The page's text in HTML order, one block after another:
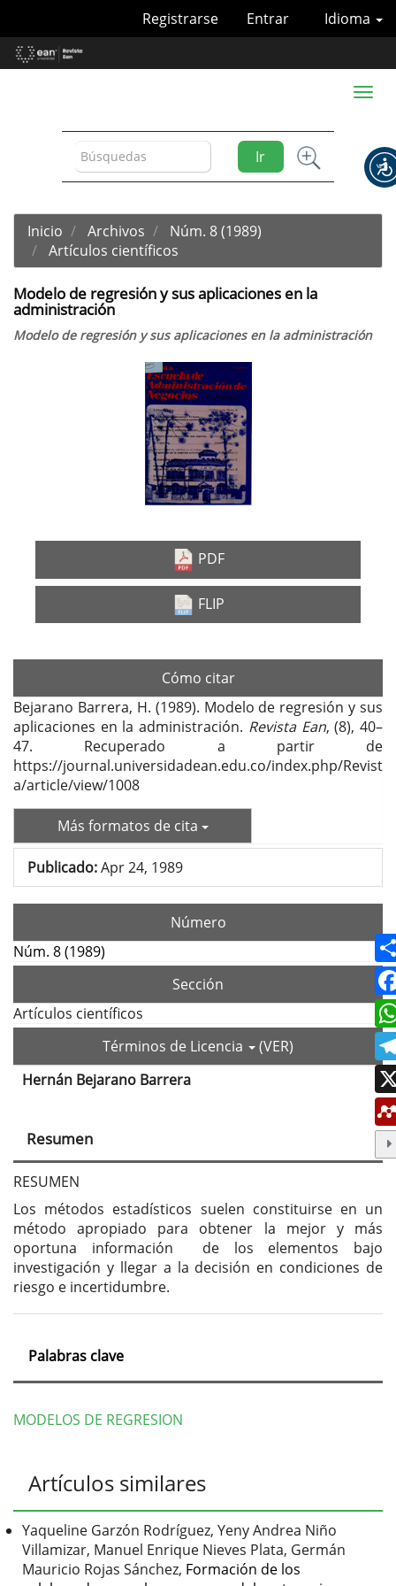
Contenido
principal
Idioma
Registrarse Entrar
Ir
Toggle
Inicio Archivos
Núm. 8 (1989)
Artículos científicos
Modelo de regresión y sus aplicaciones en la
administración
Modelo de regresión y sus aplicaciones en la administración
PDF
FLIP
Cómo citar
Bejarano Barrera, H. (1989). Modelo de regresión y sus
aplicaciones en la administración. Revista Ean, (8), 40–
47. Recuperado a partir de
https://journal.universidadean.edu.co/index.php/Revist
a/article/view/1008
Más formatos de cita
Publicado:Apr 24, 1989
Número
Núm. 8 (1989)
Sección
Artículos científicos
Términos de Licencia
(VER)
Contenido
principal
del
artículo
Hernán Bejarano Barrera
Resumen
RESUMEN
Los métodos estadísticos suelen constituirse en un
método apropiado para obtener la mejor y más
oportuna información de los elementos bajo
investigación y llegar a la decisión en condiciones de
riesgo e incertidumbre.
Palabras clave
MODELOS DE REGRESION
Detalles
del
artículo
Artículos similares
Yaqueline Garzón Rodríguez, Yeny Andrea Niño
Villamizar, Manuel Enrique Nieves Plata, Germán
Mauricio Rojas Sánchez, Formación de los